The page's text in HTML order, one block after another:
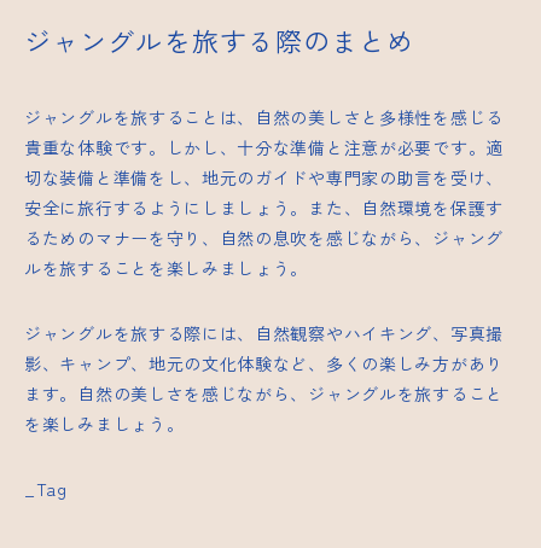
ジャングルを旅する際のまとめ
ジャングルを旅することは、自然の美しさと多様性を感じる
貴重な体験です。しかし、十分な準備と注意が必要です。適
切な装備と準備をし、地元のガイドや専門家の助言を受け、
安全に旅行するようにしましょう。また、自然環境を保護す
るためのマナーを守り、自然の息吹を感じながら、ジャング
ルを旅することを楽しみましょう。
ジャングルを旅する際には、自然観察やハイキング、写真撮
影、キャンプ、地元の文化体験など、多くの楽しみ方があり
ます。自然の美しさを感じながら、ジャングルを旅すること
を楽しみましょう。
_Tag